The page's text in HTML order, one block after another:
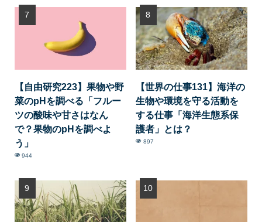
【自由研究223】果物や野
菜のpHを調べる「フルー
ツの酸味や甘さはなん
で？果物のpHを調べよ
う」
944
【世界の仕事131】海洋の
生物や環境を守る活動を
する仕事「海洋生態系保
護者」とは？
897